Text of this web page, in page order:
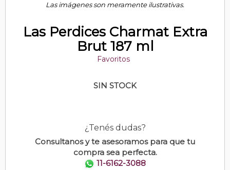
Las imágenes son meramente ilustrativas.
Las Perdices Charmat Extra
Brut 187 ml
Favoritos
SIN STOCK
¿Tenés dudas?
Consultanos y te asesoramos para que tu
compra sea perfecta.
11-6162-3088